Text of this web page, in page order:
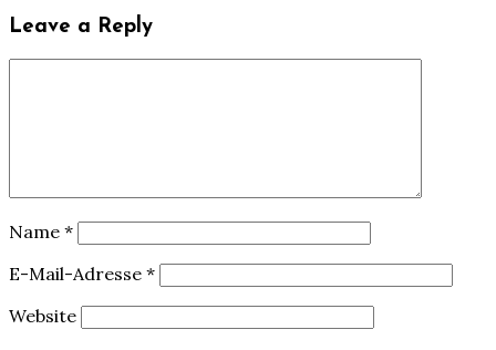
Leave a Reply
Name *
E-Mail-Adresse *
Website